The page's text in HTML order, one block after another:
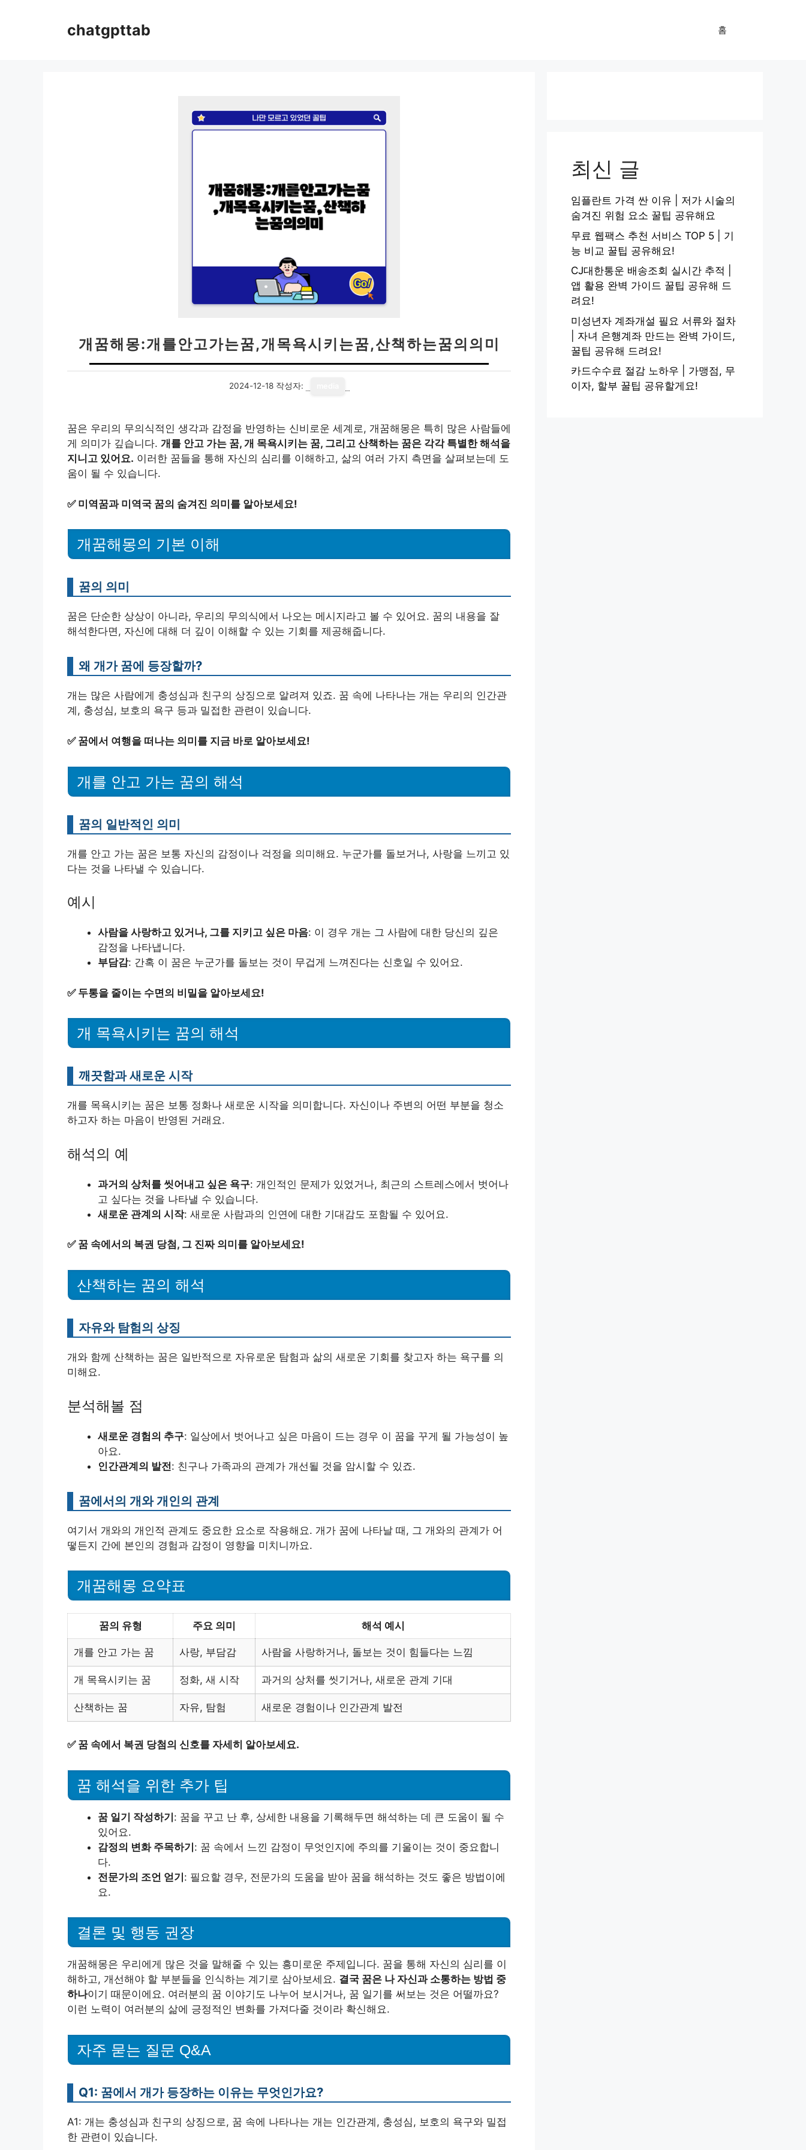
chatgpttab 홈
개꿈해몽:개를안고가는꿈,개목욕시키는꿈,산책하는꿈의의미
2024-12-18 작성자:
꿈은 우리의 무의식적인 생각과 감정을 반영하는 신비로운 세계로, 개꿈해몽은 특히 많은 사람들에
게 의미가 깊습니다. 개를 안고 가는 꿈, 개 목욕시키는 꿈, 그리고 산책하는 꿈은 각각 특별한 해석을
지니고 있어요. 이러한 꿈들을 통해 자신의 심리를 이해하고, 삶의 여러 가지 측면을 살펴보는데 도
움이 될 수 있습니다.
✅ 미역꿈과 미역국 꿈의 숨겨진 의미를 알아보세요!
개꿈해몽의 기본 이해
꿈의 의미
꿈은 단순한 상상이 아니라, 우리의 무의식에서 나오는 메시지라고 볼 수 있어요. 꿈의 내용을 잘
해석한다면, 자신에 대해 더 깊이 이해할 수 있는 기회를 제공해줍니다.
왜 개가 꿈에 등장할까?
개는 많은 사람에게 충성심과 친구의 상징으로 알려져 있죠. 꿈 속에 나타나는 개는 우리의 인간관
계, 충성심, 보호의 욕구 등과 밀접한 관련이 있습니다.
✅ 꿈에서 여행을 떠나는 의미를 지금 바로 알아보세요!
개를 안고 가는 꿈의 해석
꿈의 일반적인 의미
개를 안고 가는 꿈은 보통 자신의 감정이나 걱정을 의미해요. 누군가를 돌보거나, 사랑을 느끼고 있
다는 것을 나타낼 수 있습니다.
예시
사람을 사랑하고 있거나, 그를 지키고 싶은 마음: 이 경우 개는 그 사람에 대한 당신의 깊은
감정을 나타냅니다.
부담감: 간혹 이 꿈은 누군가를 돌보는 것이 무겁게 느껴진다는 신호일 수 있어요.
✅ 두통을 줄이는 수면의 비밀을 알아보세요!
개 목욕시키는 꿈의 해석
깨끗함과 새로운 시작
개를 목욕시키는 꿈은 보통 정화나 새로운 시작을 의미합니다. 자신이나 주변의 어떤 부분을 청소
하고자 하는 마음이 반영된 거래요.
해석의 예
과거의 상처를 씻어내고 싶은 욕구: 개인적인 문제가 있었거나, 최근의 스트레스에서 벗어나
고 싶다는 것을 나타낼 수 있습니다.
새로운 관계의 시작: 새로운 사람과의 인연에 대한 기대감도 포함될 수 있어요.
✅ 꿈 속에서의 복권 당첨, 그 진짜 의미를 알아보세요!
산책하는 꿈의 해석
자유와 탐험의 상징
개와 함께 산책하는 꿈은 일반적으로 자유로운 탐험과 삶의 새로운 기회를 찾고자 하는 욕구를 의
미해요.
분석해볼 점
새로운 경험의 추구: 일상에서 벗어나고 싶은 마음이 드는 경우 이 꿈을 꾸게 될 가능성이 높
아요.
인간관계의 발전: 친구나 가족과의 관계가 개선될 것을 암시할 수 있죠.
꿈에서의 개와 개인의 관계
여기서 개와의 개인적 관계도 중요한 요소로 작용해요. 개가 꿈에 나타날 때, 그 개와의 관계가 어
떻든지 간에 본인의 경험과 감정이 영향을 미치니까요.
개꿈해몽 요약표
꿈의 유형 주요 의미 해석 예시
개를 안고 가는 꿈 사랑, 부담감 사람을 사랑하거나, 돌보는 것이 힘들다는 느낌
개 목욕시키는 꿈 정화, 새 시작 과거의 상처를 씻기거나, 새로운 관계 기대
산책하는 꿈 자유, 탐험 새로운 경험이나 인간관계 발전
✅ 꿈 속에서 복권 당첨의 신호를 자세히 알아보세요.
꿈 해석을 위한 추가 팁
꿈 일기 작성하기: 꿈을 꾸고 난 후, 상세한 내용을 기록해두면 해석하는 데 큰 도움이 될 수
있어요.
감정의 변화 주목하기: 꿈 속에서 느낀 감정이 무엇인지에 주의를 기울이는 것이 중요합니
다.
전문가의 조언 얻기: 필요할 경우, 전문가의 도움을 받아 꿈을 해석하는 것도 좋은 방법이에
요.
결론 및 행동 권장
개꿈해몽은 우리에게 많은 것을 말해줄 수 있는 흥미로운 주제입니다. 꿈을 통해 자신의 심리를 이
해하고, 개선해야 할 부분들을 인식하는 계기로 삼아보세요. 결국 꿈은 나 자신과 소통하는 방법 중
하나이기 때문이에요. 여러분의 꿈 이야기도 나누어 보시거나, 꿈 일기를 써보는 것은 어떨까요?
이런 노력이 여러분의 삶에 긍정적인 변화를 가져다줄 것이라 확신해요.
자주 묻는 질문 Q&A
Q1: 꿈에서 개가 등장하는 이유는 무엇인가요?
A1: 개는 충성심과 친구의 상징으로, 꿈 속에 나타나는 개는 인간관계, 충성심, 보호의 욕구와 밀접
한 관련이 있습니다.
최신 글
임플란트 가격 싼 이유 | 저가 시술의
숨겨진 위험 요소 꿀팁 공유해요
무료 웹팩스 추천 서비스 TOP 5 | 기
능 비교 꿀팁 공유해요!
CJ대한통운 배송조회 실시간 추적 |
앱 활용 완벽 가이드 꿀팁 공유해 드
려요!
미성년자 계좌개설 필요 서류와 절차
| 자녀 은행계좌 만드는 완벽 가이드,
꿀팁 공유해 드려요!
카드수수료 절감 노하우 | 가맹점, 무
이자, 할부 꿀팁 공유할게요!